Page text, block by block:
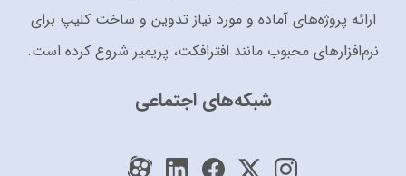
ارائه پروژه‌های آماده و مورد نیاز تدوین و ساخت کلیپ برای
نرم‌افزارهای محبوب مانند افترافکت، پریمیر شروع کرده است.
شبکه‌های اجتماعی